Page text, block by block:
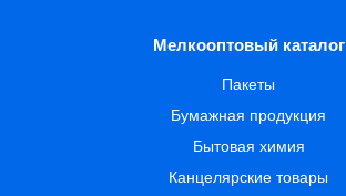
Мелкооптовый каталог
Пакеты
Бумажная продукция
Бытовая химия
Канцелярские товары